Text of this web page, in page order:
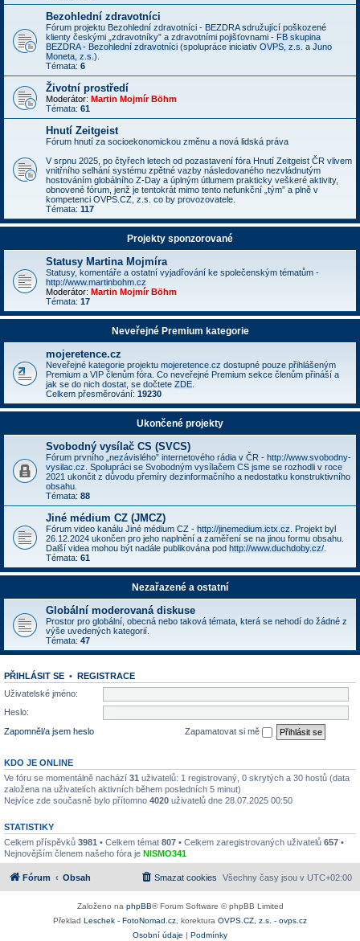
Bezohlední zdravotníci
Fórum projektu Bezohlední zdravotníci - BEZDRA sdružující poškozené
klienty českými „zdravotníky” a zdravotními pojišťovnami - FB skupina
BEZDRA - Bezohlední zdravotníci (spolupráce iniciativ OVPS, z.s. a Juno
Moneta, z.s. ).
Témata: 6
Životní prostředí
Moderátor: Martin Mojmír Böhm
Témata: 61
Hnutí Zeitgeist
Fórum hnutí za socioekonomickou změnu a nová lidská práva
V srpnu 2025, po čtyřech letech od pozastavení fóra Hnutí Zeitgeist ČR vlivem
vnitřního selhání systému zpětné vazby následovaného nezvládnutým
hostováním globálního Z-Day a úplným útlumem prakticky veškeré aktivity,
obnovené fórum, jenž je tentokrát mimo tento nefunkční „tým” a plně v
kompetenci OVPS.CZ, z.s. co by provozovatele.
Témata: 117
Projekty sponzorované
Statusy Martina Mojmíra
Statusy, komentáře a ostatní vyjadřování ke společenským tématům -
http://www.martinbohm.cz
Moderátor: Martin Mojmír Böhm
Témata: 17
Neveřejné Premium kategorie
mojeretence.cz
Neveřejné kategorie projektu mojeretence.cz dostupné pouze přihlášeným
Premium a VIP členům fóra. Co neveřejné Premium sekce členům přináší a
jak se do nich dostat, se dočtete ZDE
Celkem přesměrování: 19230
Ukončené projekty
Svobodný vysílač CS (SVCS)
Fórum prvního „nezávislého” internetového rádia v ČR - http://www.svobodny-
vysilac.cz . Spolupráci se Svobodným vysílačem CS jsme se rozhodli v roce
2021 ukončit z důvodu přemíry dezinformačního a nedostatku konstruktivního
obsahu.
Témata: 88
Jiné médium CZ (JMCZ)
Fórum video kanálu Jiné médium CZ - http://jinemedium.ictx.cz . Projekt byl
26.12.2024 ukončen pro jeho naplnění a zaměření se na jinou formu obsahu.
Další videa mohou být nadále publikována pod http://www.duchdoby.cz/
Témata: 61
Nezařazené a ostatní
Globální moderovaná diskuse
Prostor pro globální, obecná nebo taková témata, která se nehodí do žádné z
výše uvedených kategorií.
Témata: 47
PŘIHLÁSIT SE • REGISTRACE
Uživatelské jméno:
Heslo:
Zapomněl/a jsem heslo
Zapamatovat si mě
KDO JE ONLINE
Ve fóru se momentálně nachází 31 uživatelů: 1 registrovaný, 0 skrytých a 30 hostů (data
založena na uživatelích aktivních během posledních 5 minut)
Nejvíce zde současně bylo přítomno 4020 uživatelů dne 28.07.2025 00:50
STATISTIKY
Celkem příspěvků 3981 • Celkem témat 807 • Celkem zaregistrovaných uživatelů 657 •
Nejnovějším členem našeho fóra je NISMO341
Fórum Obsah Všechny časy jsou v UTC+02:00
Smazat cookies
Založeno na phpBB® Forum Software © phpBB Limited
Překlad Leschek - FotoNomad.cz , korektura OVPS.CZ, z.s. - ovps.cz
Osobní údaje | Podmínky